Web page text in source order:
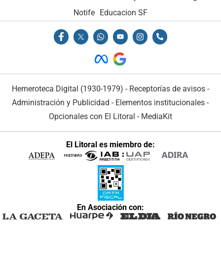
Notife
Educacion SF
Hemeroteca Digital (1930-1979) - Receptorías de avisos -
Administración y Publicidad - Elementos institucionales -
Opcionales con El Litoral - MediaKit
El Litoral es miembro de:
En Asociación con: